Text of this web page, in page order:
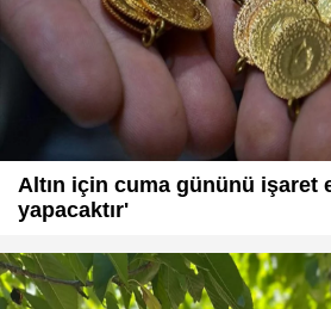
Altın için cuma gününü işaret
yapacaktır'